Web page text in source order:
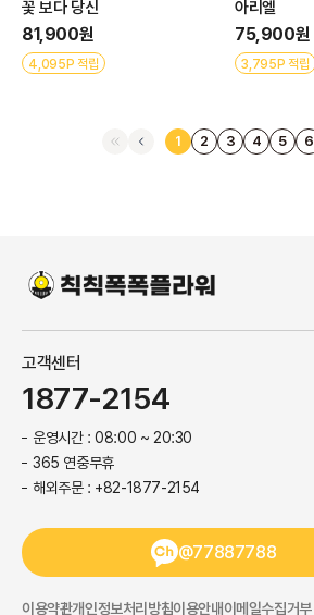
꽃 보다 당신
81,900원
4,095P 적립
아리엘
75,900원
3,795P 적립
1 2 3 4 5 6
이용약관개인정보처리방침이용안내이메일수집거부
고객센터
1877-2154
운영시간 : 08:00 ~ 20:30
365 연중무휴
해외주문 : +82-1877-2154
@77887788